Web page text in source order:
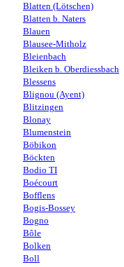
Blatten (Lötschen)
Blatten b. Naters
Blauen
Blausee-Mitholz
Bleienbach
Bleiken b. Oberdiessbach
Blessens
Blignou (Ayent)
Blitzingen
Blonay
Blumenstein
Böbikon
Böckten
Bodio TI
Boécourt
Bofflens
Bogis-Bossey
Bogno
Bôle
Bolken
Boll